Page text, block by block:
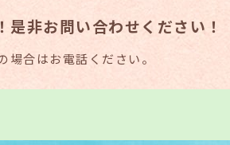
是非お問い合わせください！
合はお電話ください。